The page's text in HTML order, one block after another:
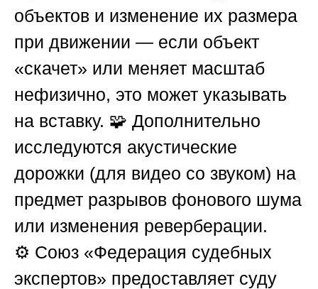
объектов и изменение их размера
при движении — если объект
«скачет» или меняет масштаб
нефизично, это может указывать
на вставку. 🧩 Дополнительно
исследуются акустические
дорожки (для видео со звуком) на
предмет разрывов фонового шума
или изменения реверберации.
⚙️ Союз «Федерация судебных
экспертов» предоставляет суду